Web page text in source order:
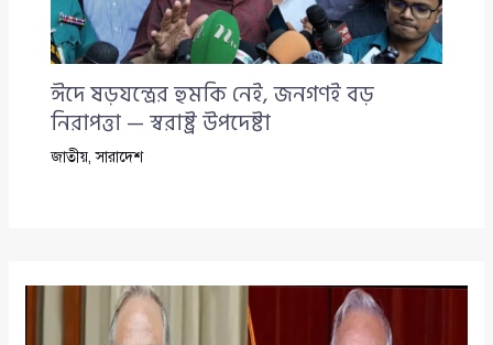
ঈদে ষড়যন্ত্রের হুমকি নেই, জনগণই বড়
নিরাপত্তা — স্বরাষ্ট্র উপদেষ্টা
জাতীয়,সারাদেশ